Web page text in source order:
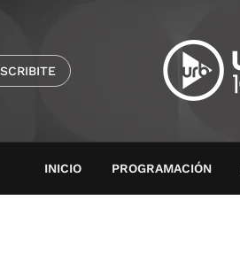
INICIO PROGRAMACIÓN